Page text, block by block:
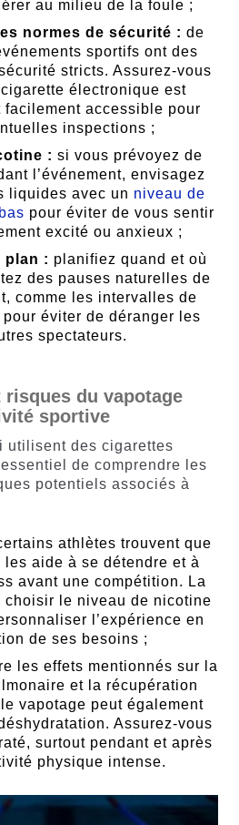
au milieu de la foule ;
normes de sécurité : de
sportifs ont des
stricts. Assurez-vous
électronique est
facilement accessible pour
inspections ;
: si vous prévoyez de
l’événement, envisagez
liquides avec un niveau de
pour éviter de vous sentir
excité ou anxieux ;
plan : planifiez quand et où
des pauses naturelles de
comme les intervalles de
pour éviter de déranger les
spectateurs.
risques du vapotage
sportive
utilisent des cigarettes
de comprendre les
potentiels associés à
athlètes trouvent que
les aide à se détendre et à
avant une compétition. La
choisir le niveau de nicotine
l’expérience en
de ses besoins ;
les effets mentionnés sur la
et la récupération
vapotage peut également
Assurez-vous
surtout pendant et après
physique intense.